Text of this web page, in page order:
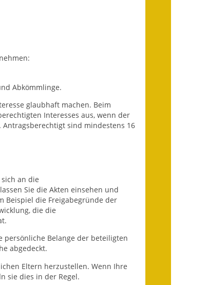
Zahlen und Fakten
Rathaus
Beratungsstellen im
Landkreis
Formulare
Fundbehörde
Abkömmlinge.
glaubhaft machen. Beim
Interesses aus, wenn der
sind mindestens 16
an die
Sie die Akten einsehen und
Beispiel die Freigabegründe der
die die
persönliche Belange der beteiligten
abgedeckt.
Eltern herzustellen. Wenn Ihre
sie dies in der Regel.